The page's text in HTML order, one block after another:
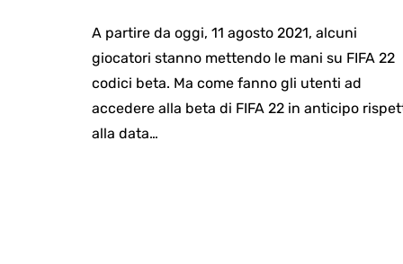
A partire da oggi, 11 agosto 2021, alcuni
giocatori stanno mettendo le mani su FIFA 22
codici beta. Ma come fanno gli utenti ad
accedere alla beta di FIFA 22 in anticipo
alla data…